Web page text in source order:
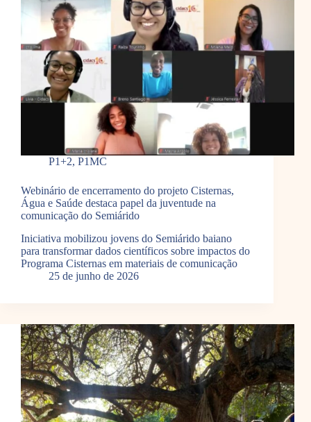
P1+2, P1MC
Webinário de encerramento do projeto Cisternas,
Água e Saúde destaca papel da juventude na
comunicação do Semiárido
Iniciativa mobilizou jovens do Semiárido baiano
para transformar dados científicos sobre impactos do
Programa Cisternas em materiais de comunicação
25 de junho de 2026